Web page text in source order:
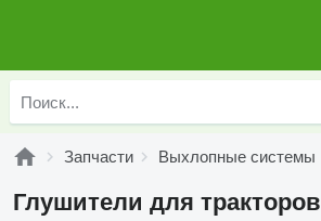
Запчасти Выхлопные системы
Глушители для тракторов